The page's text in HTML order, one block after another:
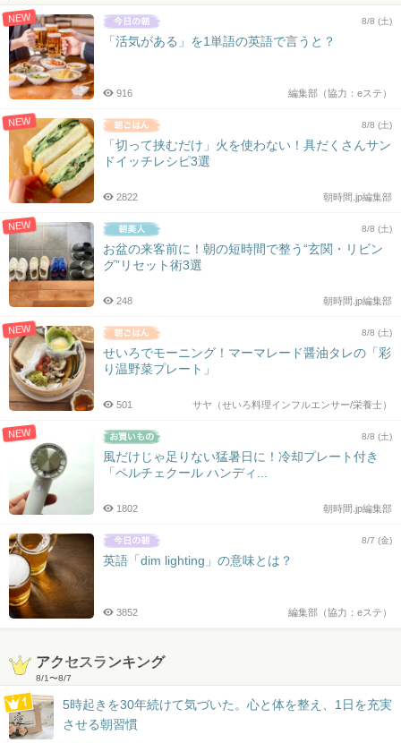
NEW 8/8 (土)
「活気がある」を1単語の英語で言うと？
編集部（協力：eステ）
916
NEW 8/8 (土)
「切って挟むだけ」火を使わない！具だくさんサン
ドイッチレシピ3選
朝時間.jp編集部
2822
NEW 8/8 (土)
お盆の来客前に！朝の短時間で整う“玄関・リビン
グ”リセット術3選
朝時間.jp編集部
248
NEW 8/8 (土)
せいろでモーニング！マーマレード醤油タレの「彩
り温野菜プレート」
サヤ（せいろ料理インフルエンサー/栄養士）
501
NEW 8/8 (土)
風だけじゃ足りない猛暑日に！冷却プレート付き
「ペルチェクール ハンディ...
朝時間.jp編集部
1802
8/7 (金)
英語「dim lighting」の意味とは？
編集部（協力：eステ）
3852
アクセスランキング
8/1〜8/7
5時起きを30年続けて気づいた。心と体を整え、1日を充実
させる朝習慣